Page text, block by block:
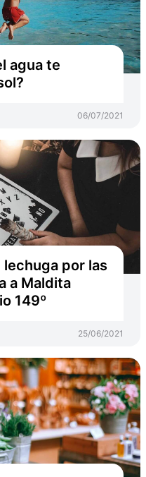
agua te
06/07/2021
por las
a Maldita
149º
25/06/2021